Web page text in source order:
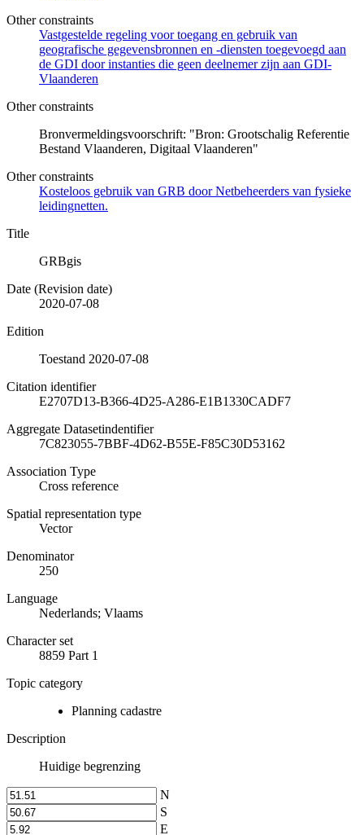
Other constraints
Vastgestelde regeling voor toegang en gebruik van
geografische gegevensbronnen en -diensten toegevoegd aan
de GDI door instanties die geen deelnemer zijn aan GDI-
Vlaanderen
Other constraints
Bronvermeldingsvoorschrift: "Bron: Grootschalig Referentie
Bestand Vlaanderen, Digitaal Vlaanderen"
Other constraints
Kosteloos gebruik van GRB door Netbeheerders van fysieke
leidingnetten.
Title
GRBgis
Date (Revision date)
2020-07-08
Edition
Toestand 2020-07-08
Citation identifier
E2707D13-B366-4D25-A286-E1B1330CADF7
Aggregate Datasetindentifier
7C823055-7BBF-4D62-B55E-F85C30D53162
Association Type
Cross reference
Spatial representation type
Vector
Denominator
250
Language
Nederlands; Vlaams
Character set
8859 Part 1
Topic category
Planning cadastre
Description
Huidige begrenzing
N
S
E